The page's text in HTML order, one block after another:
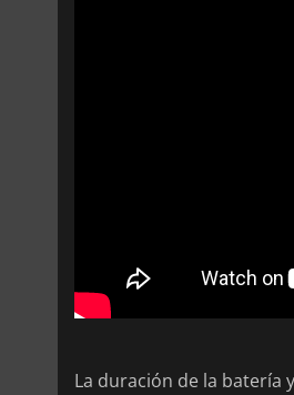
La duración de la batería